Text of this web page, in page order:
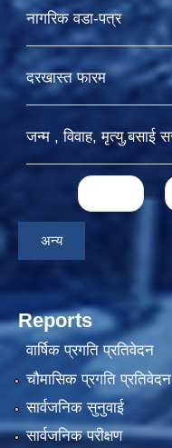
नागरिक वडा-पत्र
दरखास्त फारम
जन्म , विवाह, मृत्यु,बसाई
Pages
अन्य
Reports
वार्षिक प्रगति प्रतिवेदन
चौमासिक प्रगति प्रतिवेदन
सार्वजनिक सुनुवाई
सार्वजनिक परीक्षण